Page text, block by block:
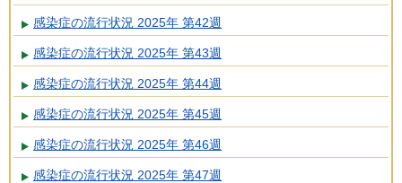
感染症の流行状況 2025年 第42週
感染症の流行状況 2025年 第43週
感染症の流行状況 2025年 第44週
感染症の流行状況 2025年 第45週
感染症の流行状況 2025年 第46週
感染症の流行状況 2025年 第47週